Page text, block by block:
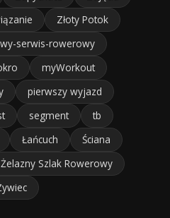
Złoty Potok
serwis-rowerowy
myWorkout
pierwszy wyjazd
segment
tb
Łańcuch
Ściana
Żelazny Szlak Rowerowy